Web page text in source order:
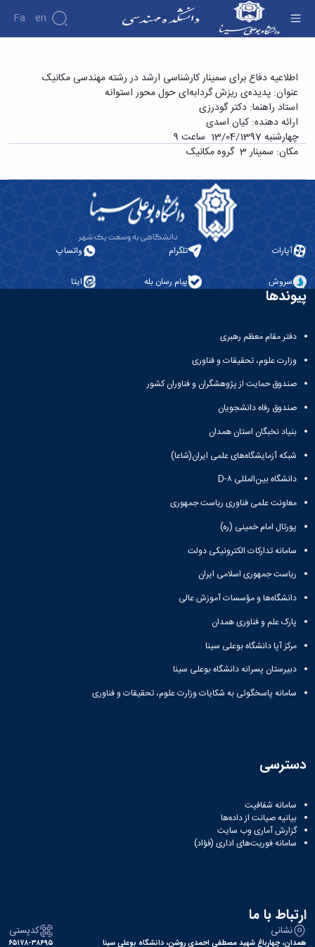
Fa En
دانشکده
درباره
دانشکده
تاریخچه
ریاست
دانشکده
آلبوم
معاونت
معاونت
پژوهشی
معاونت
تکمیلی
پژوهش
نشریات
سمینار کارشناسی ارشد آقای کیان اسدی با عنوان
«پدیده‌ی ریزش گردابه‌ای حول محور استوانه‌» -
دانشکده فنی و مهندسی
اطلاعیه دفاع برای سمینار کارشناسی ارشد در رشته مهندسی مکانیک
عنوان: پدیده‌ی ریزش گردابه‌ای حول محور استوانه‌
استاد راهنما: دکتر گودرزی
ارائه دهنده‌: کیان اسدی
چهارشنبه 13/04/1397 ساعت 9
مکان: سمینار 3 گروه مکانیک
آپارات تلگرام واتساپ
سروش پیام رسان بله ایتا
پیوندها
دفتر مقام معظم رهبری
وزارت علوم، تحقیقات و فناوری
صندوق حمایت از پژوهشگران و فناوران کشور
صندوق رفاه دانشجویان
بنیاد نخبگان استان همدان
شبکه آزمایشگاه‌های علمی ایران(شاعا)
دانشگاه بین‌المللی D-۸
معاونت علمی فناوری ریاست جمهوری
پورتال امام خمینی (ره)
سامانه تدارکات الکترونیکی دولت
ریاست جمهوری اسلامی ایران
دانشگاه‌ها و مؤسسات آموزش عالی
پارک علم و فناوری همدان
مرکز آپا دانشگاه بوعلی سینا
دبیرستان پسرانه دانشگاه بوعلی سینا
سامانه پاسخگوئی به شکایات وزارت علوم، تحقیقات و فناوری
دسترسی
سامانه شفافیت
بیانیه صیانت از داده‌ها
گزارش آماری وب‌ سایت
سامانه فوریت‌های اداری (فؤاد)
ارتباط با ما
نشانی
همدان، چهارباغ شهید مصطفی احمدی روشن، دانشگاه بوعلی سینا
کدپستی
۶۵۱۷۸-۳۸۶۹۵